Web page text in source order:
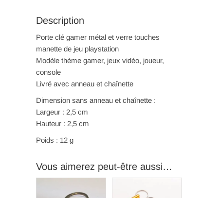
Description
Porte clé gamer métal et verre touches
manette de jeu playstation
Modèle thème gamer, jeux vidéo, joueur,
console
Livré avec anneau et chaînette
Dimension sans anneau et chaînette :
Largeur : 2,5 cm
Hauteur : 2,5 cm
Poids : 12 g
Vous aimerez peut-être aussi…